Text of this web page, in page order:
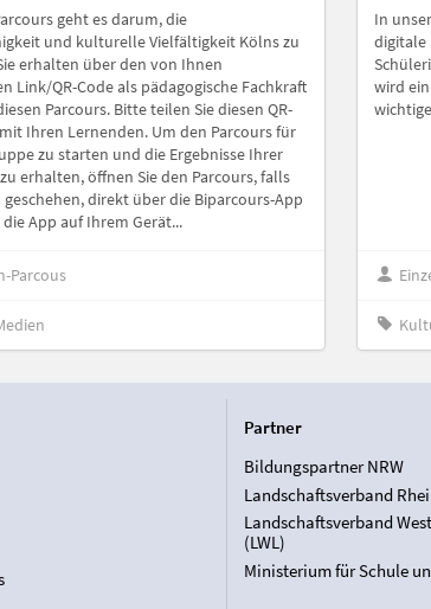
geht es darum, die
und kulturelle Vielfältigkeit Kölns zu
erhalten über den von Ihnen
Link/QR-Code als pädagogische Fachkraft
Parcours. Bitte teilen Sie diesen QR-
Ihren Lernenden. Um den Parcours für
zu starten und die Ergebnisse Ihrer
erhalten, öffnen Sie den Parcours, falls
direkt über die Biparcours-App
App auf Ihrem Gerät...
Parcous
In
digitale
wird
Partner
Bildungspartner NRW
Landschaftsverband
Landschaftsverband
(LWL)
Ministerium für Schule